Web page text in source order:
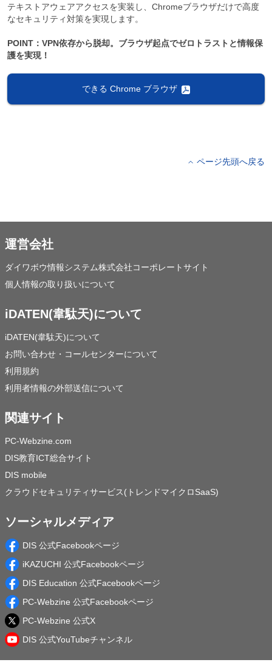
テキストアウェアアクセスを実装し、Chromeブラウザだけで高度
なセキュリティ対策を実現します。
POINT：VPN依存から脱却。ブラウザ起点でゼロトラストと情報保
護を実現！
できる Chrome ブラウザ
ページ先頭へ戻る
運営会社
ダイワボウ情報システム株式会社コーポレートサイト
個人情報の取り扱いについて
iDATEN(韋駄天)について
iDATEN(韋駄天)について
お問い合わせ・コールセンターについて
利用規約
利用者情報の外部送信について
関連サイト
PC-Webzine.com
DIS教育ICT総合サイト
DIS mobile
クラウドセキュリティサービス(トレンドマイクロSaaS)
ソーシャルメディア
DIS 公式Facebookページ
iKAZUCHI 公式Facebookページ
DIS Education 公式Facebookページ
PC-Webzine 公式Facebookページ
PC-Webzine 公式X
DIS 公式YouTubeチャンネル